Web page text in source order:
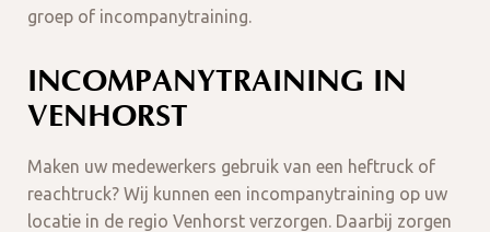
groep of incompanytraining.
INCOMPANYTRAINING IN
VENHORST
Maken uw medewerkers gebruik van een heftruck of
reachtruck? Wij kunnen een incompanytraining op uw
locatie in de regio Venhorst verzorgen. Daarbij zorgen